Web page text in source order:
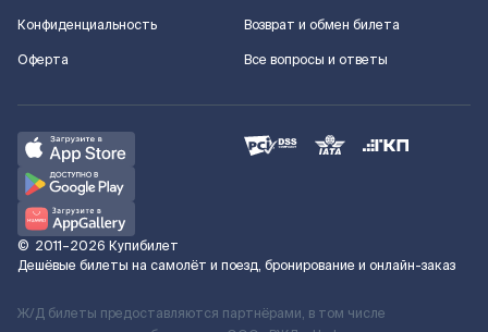
Конфиденциальность
Оферта
Возврат и обмен билета
Все вопросы и ответы
© 2011–2026 Купибилет
Дешёвые билеты на самолёт и поезд, бронирование и онлайн-заказ
Ж/Д билеты предоставляются партнёрами, в том числе